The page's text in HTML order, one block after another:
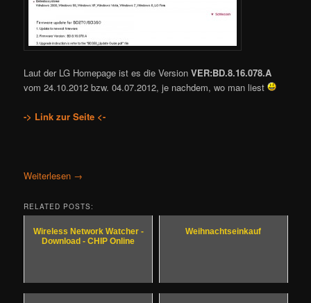
Laut der LG Homepage ist es die VersionVER:BD.8.16.078.A
vom 24.10.2012 bzw. 04.07.2012, je nachdem, wo man liest
-> Link zur Seite <-
Weiterlesen →
RELATED POSTS:
Wireless Network Watcher -
Download - CHIP Online
Weihnachtseinkauf